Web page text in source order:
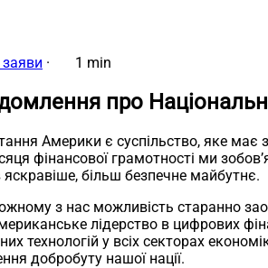
· 1 min
про
Америки є суспільство, яке
фінансової грамотності ми
більш безпечне майбутнє.
з нас можливість старанно
лідерство в цифрових
технологій у всіх секторах
добробуту нашої нації.